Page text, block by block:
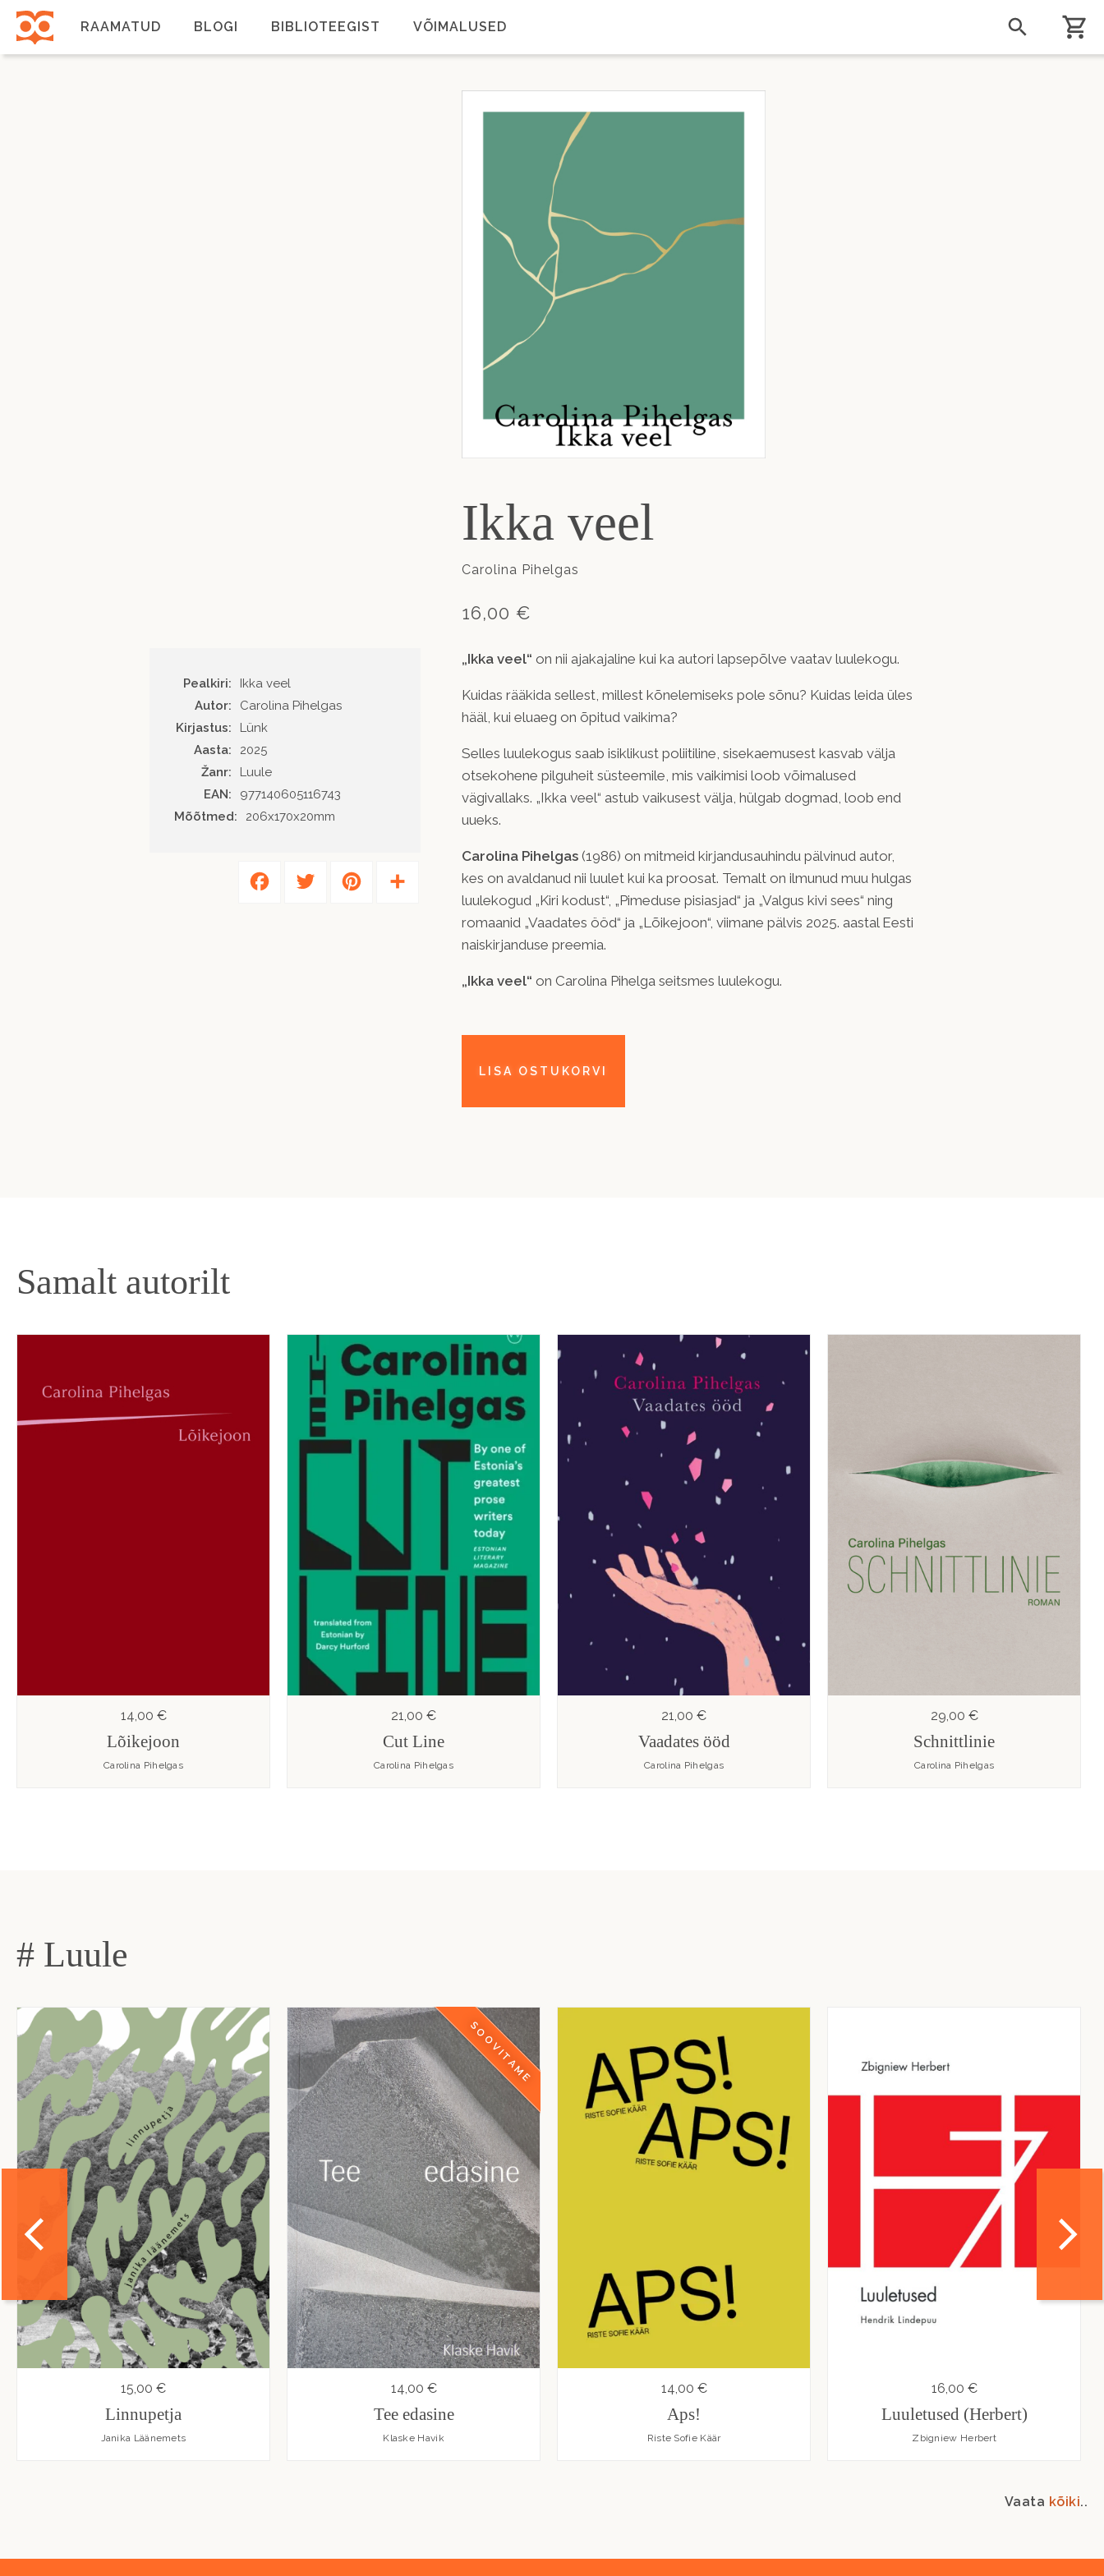
Liigu
edasi
põhisisu
juurde
RAAMATUD BLOGI BIBLIOTEEGIST VÕIMALUSED
Ikka veel
Carolina Pihelgas
16,00 €
„Ikka veel“ on nii ajakajaline kui ka autori lapsepõlve vaatav luulekogu.
Kuidas rääkida sellest, millest kõnelemiseks pole sõnu? Kuidas leida üles
hääl, kui eluaeg on õpitud vaikima?
Selles luulekogus saab isiklikust poliitiline, sisekaemusest kasvab välja
otsekohene pilguheit süsteemile, mis vaikimisi loob võimalused
vägivallaks. „Ikka veel“ astub vaikusest välja, hülgab dogmad, loob end
uueks.
Carolina Pihelgas (1986) on mitmeid kirjandusauhindu pälvinud autor,
kes on avaldanud nii luulet kui ka proosat. Temalt on ilmunud muu hulgas
luulekogud „Kiri kodust“, „Pimeduse pisiasjad“ ja „Valgus kivi sees“ ning
romaanid „Vaadates ööd“ ja „Lõikejoon“, viimane pälvis 2025. aastal Eesti
naiskirjanduse preemia.
„Ikka veel“ on Carolina Pihelga seitsmes luulekogu.
Pealkiri:
Ikka veel
Autor
Carolina Pihelgas
Kirjastus
Lünk
Aasta
2025
Žanr
Luule
EAN
977140605116743
Mõõtmed:
206x170x20mm
Samalt autorilt
14,00 €
Lõikejoon
Carolina Pihelgas
21,00 €
Cut Line
Carolina Pihelgas
21,00 €
Vaadates ööd
Carolina Pihelgas
29,00 €
Schnittlinie
Carolina Pihelgas
# Luule
15,00 €
Linnupetja
Janika Läänemets
SOOVITAME
14,00 €
Tee edasine
Klaske Havik
14,00 €
Aps!
Riste Sofie Käär
16,00 €
Luuletused (Herbert)
Zbigniew Herbert
Vaata kõiki..